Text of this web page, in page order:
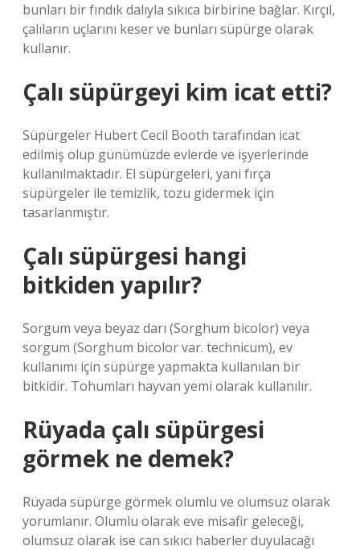
bunları bir fındık dalıyla sıkıca birbirine bağlar. Kırçıl,
çalıların uçlarını keser ve bunları süpürge olarak
kullanır.
Çalı süpürgeyi kim icat etti?
Süpürgeler Hubert Cecil Booth tarafından icat
edilmiş olup günümüzde evlerde ve işyerlerinde
kullanılmaktadır. El süpürgeleri, yani fırça
süpürgeler ile temizlik, tozu gidermek için
tasarlanmıştır.
Çalı süpürgesi hangi
bitkiden yapılır?
Sorgum veya beyaz darı (Sorghum bicolor) veya
sorgum (Sorghum bicolor var. technicum), ev
kullanımı için süpürge yapmakta kullanılan bir
bitkidir. Tohumları hayvan yemi olarak kullanılır.
Rüyada çalı süpürgesi
görmek ne demek?
Rüyada süpürge görmek olumlu ve olumsuz olarak
yorumlanır. Olumlu olarak eve misafir geleceği,
olumsuz olarak ise can sıkıcı haberler duyulacağı